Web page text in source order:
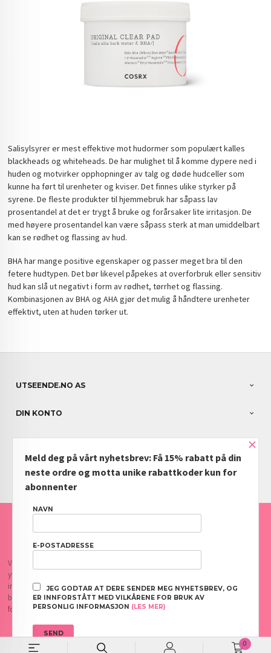
0
Salisylsyrer er mest effektive mot hudormer som populært kalles
blackheads og whiteheads. De har mulighet til å komme dypere ned i
huden og motvirker opphopninger av talg og døde hudceller som
kunne ha ført til urenheter og kviser. Det finnes ulike styrker på
syrene. De fleste produkter til hjemmebruk har såpass lav
prosentandel at det er trygt å bruke og forårsaker lite irritasjon. De
med høyere prosentandel kan være såpass sterk at man umiddelbart
kan se rødhet og flassing av hud.
BHA har mange positive egenskaper og passer meget bra til den
fetere hudtypen. Det bør likevel påpekes at overforbruk eller sensitiv
hud kan slå ut negativt i form av rødhet, tørrhet og flassing.
Kombinasjonen av BHA og AHA gjør det mulig å håndtere urenheter
effektivt, uten at huden tørker ut.
UTSEENDE.NO AS
DIN KONTO
NYHETSBREV
PARTNERE
FRAKT KJØPSBETINGELSER SIKKERHET OG PERSONVERN
Vår nettbutikk bruker cookies slik at du får en bedre kjøpsopplevelse og vi kan
yte deg bedre service. Vi bruker cookies hovedsaklig til å lagre
innloggingsdetaljer og huske hva du har puttet i handlekurven din. Fortsett å
bruke siden som normalt om du godtar dette.Les merellerendre innstillinger
for cookies.
×
Meld deg på vårt nyhetsbrev: Få 15% rabatt på din
neste ordre og motta unike rabattkoder kun for
abonnenter
NAVN
E-POSTADRESSE
JEG GODTAR AT DERE SENDER MEG NYHETSBREV, OG
ER INNFORSTÅTT MED VILKÅRENE FOR BRUK AV
PERSONLIG INFORMASJON (LES MER)